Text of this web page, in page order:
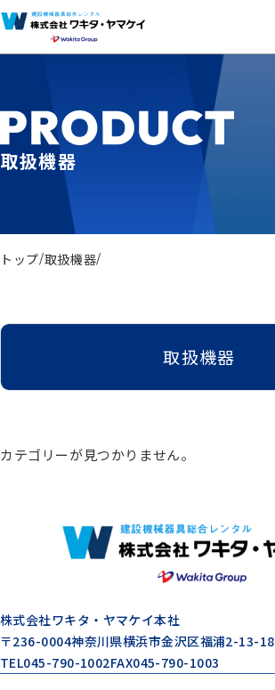
取扱機器
トップ 取扱機器
取扱機器
エアードライヤー
ゼネレータ（発電機）
モルタル注入機器
カテゴリーが見つかりません。
株式会社ワキタ・ヤマケイ本社
〒236-0004神奈川県横浜市金沢区福浦2-13-18
TEL045-790-1002FAX045-790-1003